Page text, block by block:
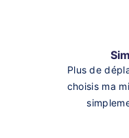
Plus de
choisis ma